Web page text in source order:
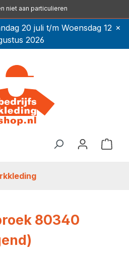
niet aan particulieren
20 juli t/m Woensdag 12
2026
×
80340